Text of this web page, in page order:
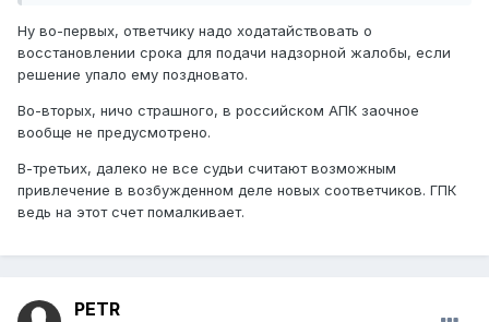
Ну во-первых, ответчику надо ходатайствовать о
восстановлении срока для подачи надзорной жалобы, если
решение упало ему поздновато.
Во-вторых, ничо страшного, в российском АПК заочное
вообще не предусмотрено.
В-третьих, далеко не все судьи считают возможным
привлечение в возбужденном деле новых соответчиков. ГПК
ведь на этот счет помалкивает.
PETR